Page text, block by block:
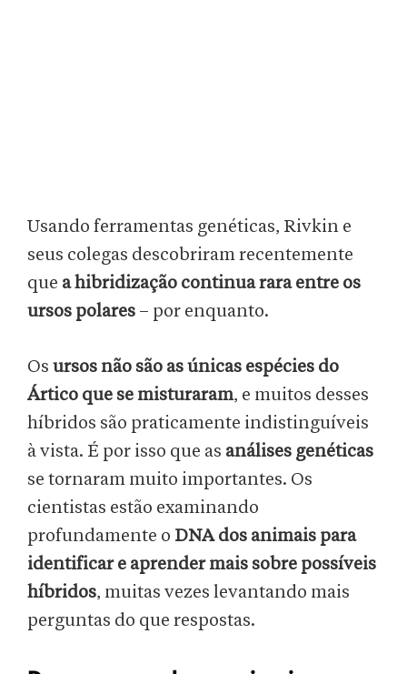
Usando ferramentas genéticas, Rivkin e
seus colegas descobriram recentemente
que a hibridização continua rara entre os
ursos polares – por enquanto.
Os ursos não são as únicas espécies do
Ártico que se misturaram, e muitos desses
híbridos são praticamente indistinguíveis
à vista. É por isso que as análises genéticas
se tornaram muito importantes. Os
cientistas estão examinando
profundamente o DNA dos animais para
identificar e aprender mais sobre possíveis
híbridos, muitas vezes levantando mais
perguntas do que respostas.